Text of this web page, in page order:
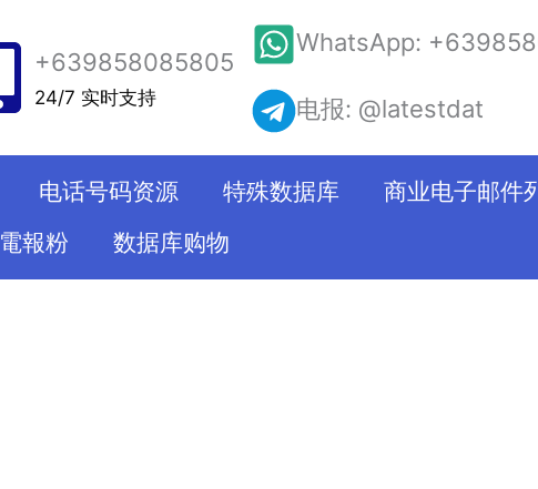
+639858085805
24/7 实时支持
WhatsApp:
电报: @latestdat
电话号码资源 特殊数据库 商业电子邮件
電報粉 数据库购物